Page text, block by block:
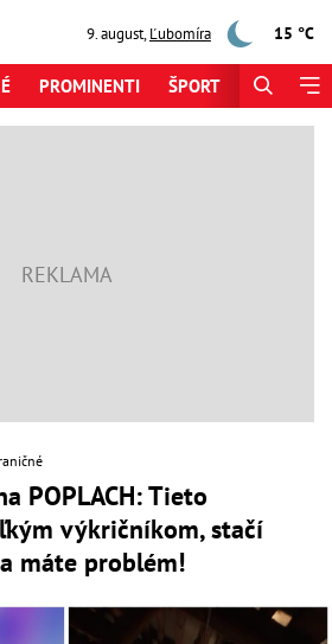
9. august,Ľubomíra 15 °C
PROMINENTI ŠPORT
POPLACH: Tieto
výkričníkom, stačí
máte problém!